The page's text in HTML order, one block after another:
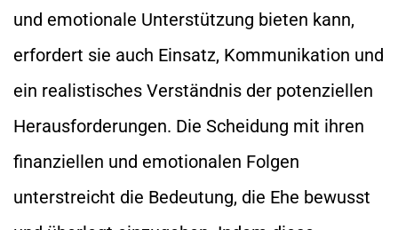
und emotionale Unterstützung bieten kann,
erfordert sie auch Einsatz, Kommunikation und
ein realistisches Verständnis der potenziellen
Herausforderungen. Die Scheidung mit ihren
finanziellen und emotionalen Folgen
unterstreicht die Bedeutung, die Ehe bewusst